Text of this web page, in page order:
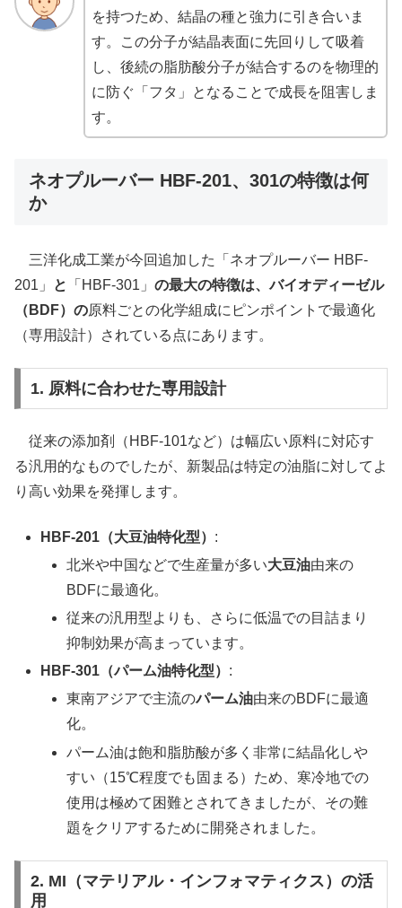
を持つため、結晶の種と強力に引き合いま
す。この分子が結晶表面に先回りして吸着
し、後続の脂肪酸分子が結合するのを物理的
に防ぐ「フタ」となることで成長を阻害しま
す。
ネオプルーバー HBF-201、301の特徴は何
か
三洋化成工業が今回追加した「ネオプルーバー HBF-
201」
と 「HBF-301」 の最大の特徴は、バイオディーゼル
（BDF）の原料ごとの化学組成にピンポイントで最適化
（専用設計）されている点にあります。
1. 原料に合わせた専用設計
従来の添加剤（HBF-101など）は幅広い原料に対応す
る汎用的なものでしたが、新製品は特定の油脂に対してよ
り高い効果を発揮します。
HBF-201（大豆油特化型） :
北米や中国などで生産量が多い大豆油由来の
BDFに最適化。
従来の汎用型よりも、さらに低温での目詰まり
抑制効果が高まっています。
HBF-301（パーム油特化型） :
東南アジアで主流のパーム油由来のBDFに最適
化。
パーム油は飽和脂肪酸が多く非常に結晶化しや
すい（15℃程度でも固まる）ため、寒冷地での
使用は極めて困難とされてきましたが、その難
題をクリアするために開発されました。
2. MI（マテリアル・インフォマティクス）の活
用